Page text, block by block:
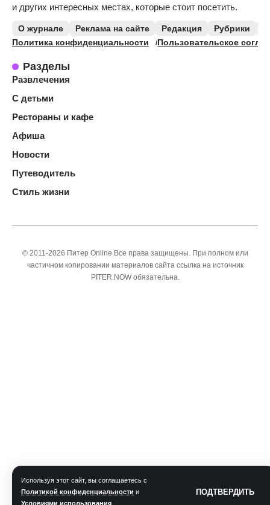
Используя этот сайт, вы соглашаетесь с
Политикой конфиденциальности и
Условиями использования
ПОДТВЕРДИТЬ
и других интересных местах, которые стоит посетить.
О журнале Реклама на сайте Редакция Рубрики
Политика конфиденциальности
Пользовательское
Разделы
Развлечения
С детьми
Рестораны и кафе
Афиша
Новости
Путеводитель
Стиль жизни
© 2011-2026 Питер Online Все права защищены. При полном или
частичном копировании материалов сайта ссылка на источник
PITER.NOW обязательна.